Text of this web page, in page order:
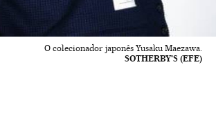
O colecionador japonês Yusaku Maezawa.
SOTHERBY'S (EFE)